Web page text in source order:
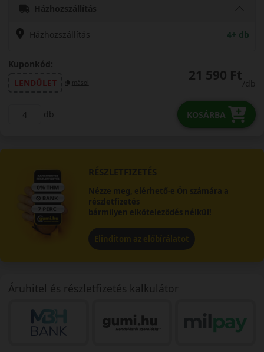
Házhozszállítás
Házhozszállítás 4+ db
Kuponkód:
LENDÜLET
másol 21 590 Ft
/db
db KOSÁRBA
RÉSZLETFIZETÉS
Nézze meg, elérhető-e Ön számára a
részletfizetés
bármilyen elköteleződés nélkül!
Elindítom az előbírálatot
Áruhitel és részletfizetés kalkulátor